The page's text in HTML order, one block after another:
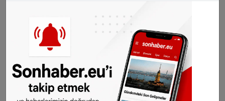
Wittke'nin hesabına göre Bürgergeld alan
kişiler, ulaşım desteğinin yaklaşık 40 eurosunu
Deutschlandticket için kullanırsa Almanya
genelindeki ulaşım işletmelerine yılda 2,5
milyar eurodan fazla ek gelir sağlanabilir. Bu
kaynağın özellikle kırsal bölgelerde yeni otobüs
hatlarının oluşturulmasına katkı sunabileceği